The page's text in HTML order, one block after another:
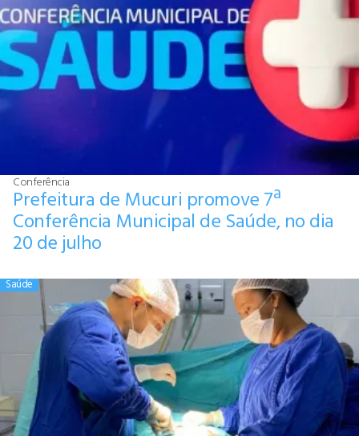
Conferência
Prefeitura de Mucuri promove 7ª
Conferência Municipal de Saúde, no dia
20 de julho
Saúde